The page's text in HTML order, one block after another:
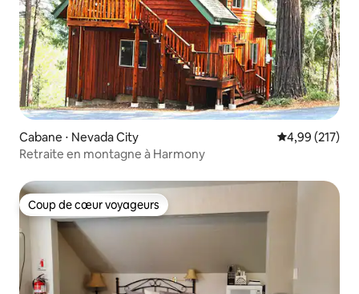
Cabane ⋅ Nevada City Évaluation
4,99 (217)
Retraite en montagne à Harmony
Coup de cœur voyageurs
Coup de cœur voyageurs